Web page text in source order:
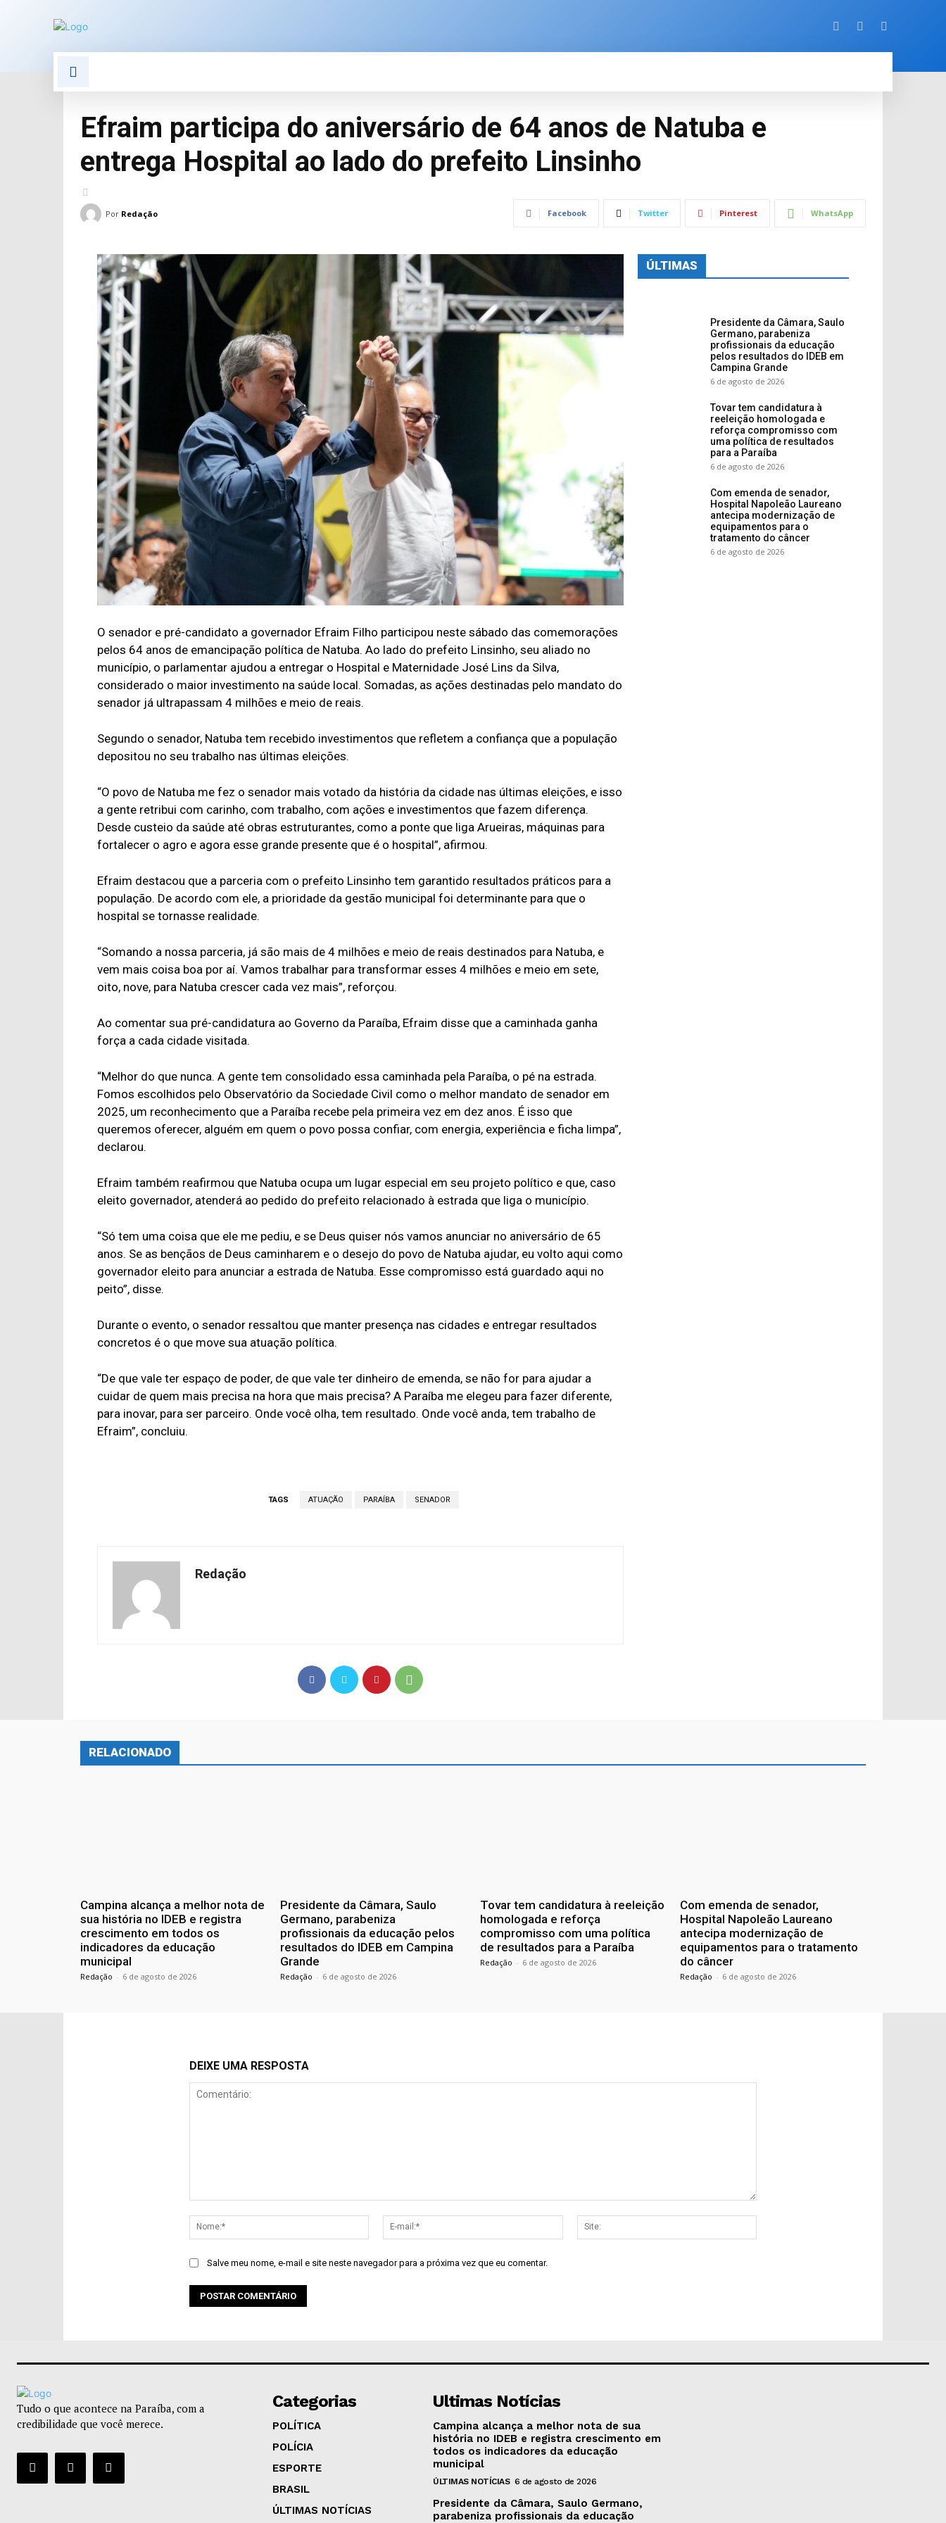
Efraim participa do aniversário de 64 anos de Natuba e
entrega Hospital ao lado do prefeito Linsinho
Por Redação Facebook Twitter Pinterest WhatsApp
O senador e pré-candidato a governador Efraim Filho participou neste sábado das comemorações
pelos 64 anos de emancipação política de Natuba. Ao lado do prefeito Linsinho, seu aliado no
município, o parlamentar ajudou a entregar o Hospital e Maternidade José Lins da Silva,
considerado o maior investimento na saúde local. Somadas, as ações destinadas pelo mandato do
senador já ultrapassam 4 milhões e meio de reais.
Segundo o senador, Natuba tem recebido investimentos que refletem a confiança que a população
depositou no seu trabalho nas últimas eleições.
“O povo de Natuba me fez o senador mais votado da história da cidade nas últimas eleições, e isso
a gente retribui com carinho, com trabalho, com ações e investimentos que fazem diferença.
Desde custeio da saúde até obras estruturantes, como a ponte que liga Arueiras, máquinas para
fortalecer o agro e agora esse grande presente que é o hospital”, afirmou.
Efraim destacou que a parceria com o prefeito Linsinho tem garantido resultados práticos para a
população. De acordo com ele, a prioridade da gestão municipal foi determinante para que o
hospital se tornasse realidade.
“Somando a nossa parceria, já são mais de 4 milhões e meio de reais destinados para Natuba, e
vem mais coisa boa por aí. Vamos trabalhar para transformar esses 4 milhões e meio em sete,
oito, nove, para Natuba crescer cada vez mais”, reforçou.
Ao comentar sua pré-candidatura ao Governo da Paraíba, Efraim disse que a caminhada ganha
força a cada cidade visitada.
“Melhor do que nunca. A gente tem consolidado essa caminhada pela Paraíba, o pé na estrada.
Fomos escolhidos pelo Observatório da Sociedade Civil como o melhor mandato de senador em
2025, um reconhecimento que a Paraíba recebe pela primeira vez em dez anos. É isso que
queremos oferecer, alguém em quem o povo possa confiar, com energia, experiência e ficha limpa”,
declarou.
Efraim também reafirmou que Natuba ocupa um lugar especial em seu projeto político e que, caso
eleito governador, atenderá ao pedido do prefeito relacionado à estrada que liga o município.
“Só tem uma coisa que ele me pediu, e se Deus quiser nós vamos anunciar no aniversário de 65
anos. Se as bençãos de Deus caminharem e o desejo do povo de Natuba ajudar, eu volto aqui como
governador eleito para anunciar a estrada de Natuba. Esse compromisso está guardado aqui no
peito”, disse.
Durante o evento, o senador ressaltou que manter presença nas cidades e entregar resultados
concretos é o que move sua atuação política.
“De que vale ter espaço de poder, de que vale ter dinheiro de emenda, se não for para ajudar a
cuidar de quem mais precisa na hora que mais precisa? A Paraíba me elegeu para fazer diferente,
para inovar, para ser parceiro. Onde você olha, tem resultado. Onde você anda, tem trabalho de
Efraim”, concluiu.
TAGS ATUAÇÃO PARAÍBA SENADOR
Redação
ÚLTIMAS
Presidente da Câmara, Saulo
Germano, parabeniza
profissionais da educação
pelos resultados do IDEB em
Campina Grande
6 de agosto de 2026
Tovar tem candidatura à
reeleição homologada e
reforça compromisso com
uma política de resultados
para a Paraíba
6 de agosto de 2026
Com emenda de senador,
Hospital Napoleão Laureano
antecipa modernização de
equipamentos para o
tratamento do câncer
6 de agosto de 2026
RELACIONADO
Campina alcança a melhor nota de
sua história no IDEB e registra
crescimento em todos os
indicadores da educação
municipal
Redação - 6 de agosto de 2026
Presidente da Câmara, Saulo
Germano, parabeniza
profissionais da educação pelos
resultados do IDEB em Campina
Grande
Redação - 6 de agosto de 2026
Tovar tem candidatura à reeleição
homologada e reforça
compromisso com uma política
de resultados para a Paraíba
Redação - 6 de agosto de 2026
Com emenda de senador,
Hospital Napoleão Laureano
antecipa modernização de
equipamentos para o tratamento
do câncer
Redação - 6 de agosto de 2026
DEIXE UMA RESPOSTA
Nome:*
mail:*
Salve meu nome, e-mail e site neste navegador para a próxima vez que eu comentar.
Tudo o que acontece na Paraíba, com a
credibilidade que você merece.
Categorias
POLÍTICA
POLÍCIA
ESPORTE
BRASIL
ÚLTIMAS NOTÍCIAS
Ultimas Notícias
Campina alcança a melhor nota de sua
história no IDEB e registra crescimento em
todos os indicadores da educação
municipal
ÚLTIMAS NOTÍCIAS 6 de agosto de 2026
Presidente da Câmara, Saulo Germano,
parabeniza profissionais da educação